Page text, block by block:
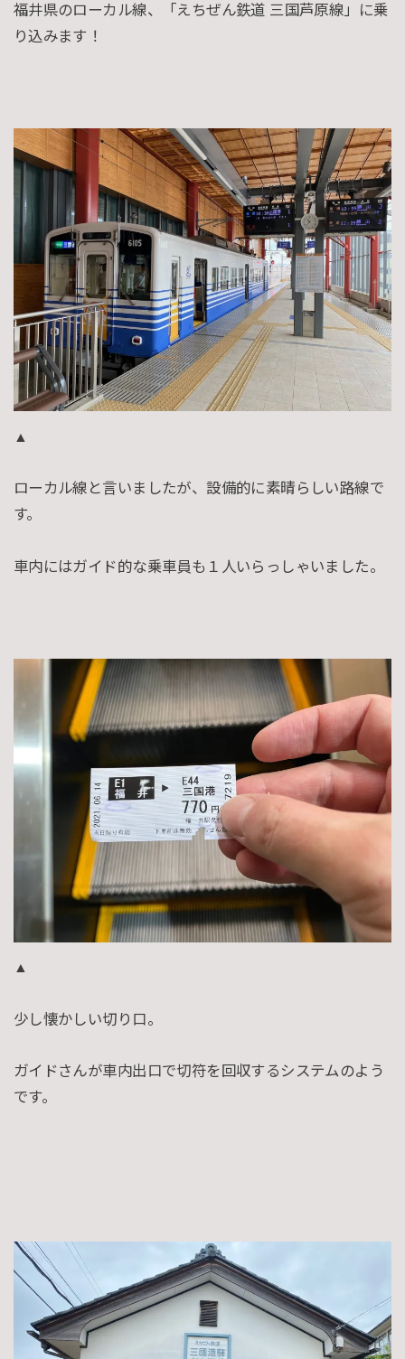
福井県のローカル線、「えちぜん鉄道 三国芦原線」に乗
り込みます！
▲
ローカル線と言いましたが、設備的に素晴らしい路線で
す。
車内にはガイド的な乗車員も１人いらっしゃいました。
▲
少し懐かしい切り口。
ガイドさんが車内出口で切符を回収するシステムのよう
です。